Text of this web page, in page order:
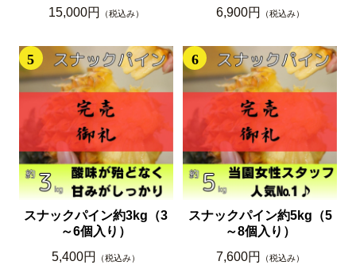
15,000円
（税込み）
6,900円
（税込み）
5
スナックパイン約3kg（3
～6個入り）
5,400円
（税込み）
6
スナックパイン約5kg（5
～8個入り）
7,600円
（税込み）